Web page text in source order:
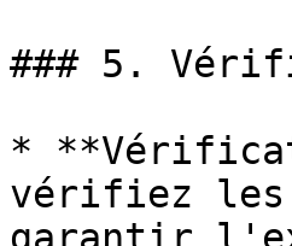
### 5.
*
vérifiez les